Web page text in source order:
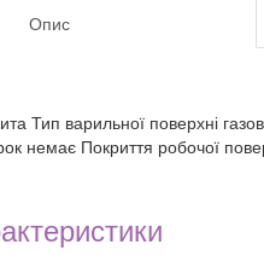
Опис
Тип варильної поверхні
немає Покриття робочої